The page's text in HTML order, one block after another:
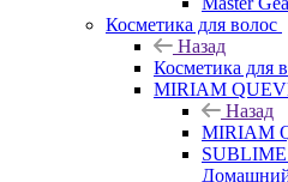
Косметика для волос
Назад
Косметика для
MIRIAM
Назад
MIRIAM
SUBLIME